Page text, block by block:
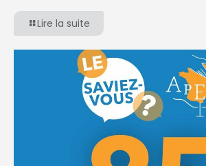
Lire la suite